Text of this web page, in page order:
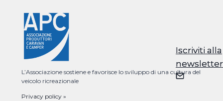
Iscriviti alla
newsletter
L’Associazione sostiene e favorisce lo sviluppo di una cultura del
veicolo ricreazionale
Privacy policy »
Iscriviti alla
newsletter